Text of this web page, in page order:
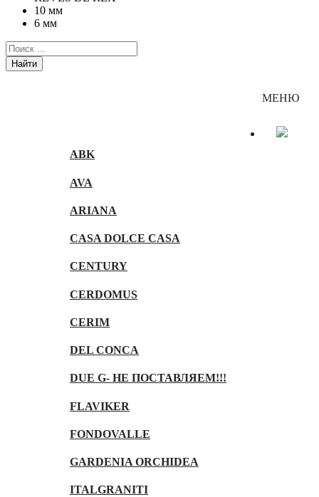
10 мм
6 мм
Найти
ABK
AVA
ARIANA
CASA DOLCE CASA
CENTURY
CERDOMUS
CERIM
DEL CONCA
DUE G- НЕ ПОСТАВЛЯЕМ!!!
FLAVIKER
FONDOVALLE
GARDENIA ORCHIDEA
ITALGRANITI
МЕНЮ